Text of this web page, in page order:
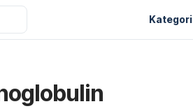
Kategori